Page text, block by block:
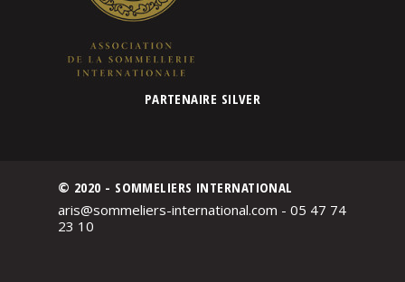
PARTENAIRE SILVER
© 2020 - SOMMELIERS INTERNATIONAL
aris@sommeliers-international.com - 05 47 74
23 10